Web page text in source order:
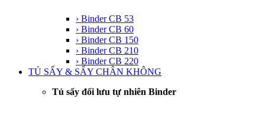
› Binder CB 53
› Binder CB 60
› Binder CB 150
› Binder CB 210
› Binder CB 220
TỦ SẤY & SẤY CHÂN KHÔNG
Tủ sấy đối lưu tự nhiên Binder